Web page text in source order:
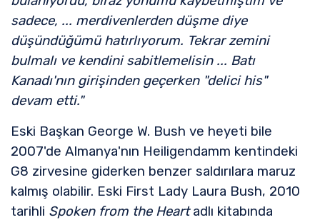
sadece, ... merdivenlerden düşme diye
düşündüğümü hatırlıyorum. Tekrar zemini
bulmalı ve kendini sabitlemelisin ... Batı
Kanadı'nın girişinden geçerken "delici his"
devam etti."
Eski Başkan George W. Bush ve heyeti bile
2007'de Almanya'nın Heiligendamm kentindeki
G8 zirvesine giderken benzer saldırılara maruz
kalmış olabilir. Eski First Lady Laura Bush, 2010
tarihli Spoken from the Heartadlı kitabında